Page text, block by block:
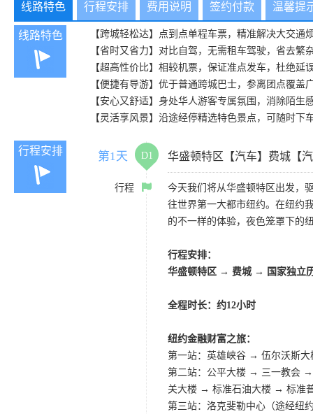
线路特色 行程安排 费用说明 签约付款 温馨提
线路特色
【跨城轻松达】点到点单程车票，精准解决大交通
【省时又省力】对比自驾，无需租车驾驶，省去繁
【超高性价比】相较机票，保证准点发车，杜绝延
【便捷有导游】优于普通跨城巴士，参离团点覆盖
【安心又舒适】身处华人游客专属氛围，消除陌生
【灵活享风景】沿途经停精选特色景点，可随时下
行程安排 第1天 D1 华盛顿特区【汽车】费城【
行程
今天我们将从华盛顿特区出发，
往世界第一大都市纽约。在纽约
的不一样的体验，夜色笼罩下的
行程安排：
华盛顿特区 → 费城 → 国家独立
全程时长：约12小时
纽约金融财富之旅：
第一站：英雄峡谷 → 伍尔沃斯
第二站：公平大楼 → 三一教会
关大楼 → 标准石油大楼 → 标准
第三站：洛克斐勒中心（途经纽